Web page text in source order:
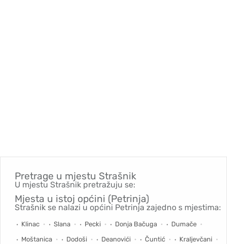
Pretrage u mjestu Strašnik
U mjestu Strašnik pretražuju se:
Mjesta u istoj općini (Petrinja)
Strašnik se nalazi u općini Petrinja zajedno s mjestima:
Klinac Slana Pecki Donja Bačuga
Dumače
Moštanica
Dodoši Deanovići Čuntić
Kraljevčani